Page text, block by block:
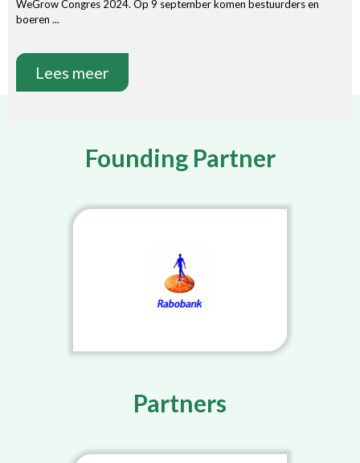
WeGrow Congres 2024. Op 9 september komen bestuurders en
boeren ...
Lees meer
Founding Partner
Partners